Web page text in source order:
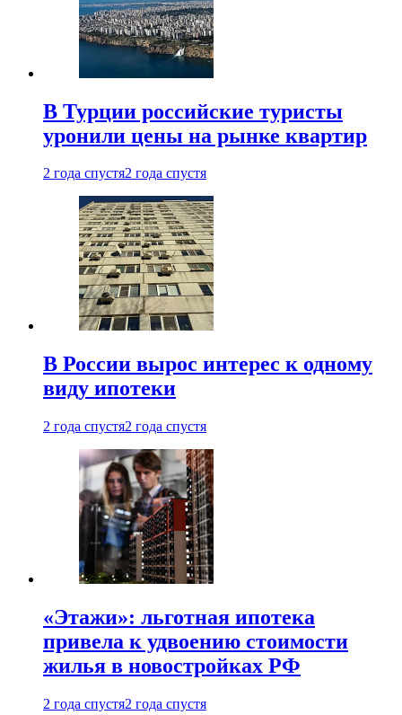
В Турции российские туристы
уронили цены на рынке квартир
2 года спустя2 года спустя
В России вырос интерес к одному
виду ипотеки
2 года спустя2 года спустя
«Этажи»: льготная ипотека
привела к удвоению стоимости
жилья в новостройках РФ
2 года спустя2 года спустя